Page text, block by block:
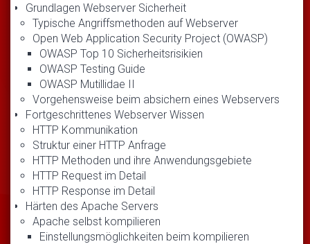
Grundlagen Webserver Sicherheit
Typische Angriffsmethoden auf Webserver
Open Web Application Security Project (OWASP)
OWASP Top 10 Sicherheitsrisikien
OWASP Testing Guide
OWASP Mutillidae II
Vorgehensweise beim absichern eines Webservers
Fortgeschrittenes Webserver Wissen
HTTP Kommunikation
Struktur einer HTTP Anfrage
HTTP Methoden und ihre Anwendungsgebiete
HTTP Request im Detail
HTTP Response im Detail
Härten des Apache Servers
Apache selbst kompilieren
Einstellungsmöglichkeiten beim kompilieren